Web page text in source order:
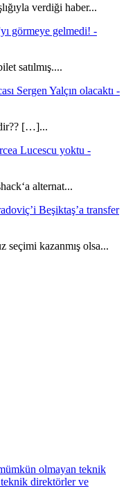
verdiği haber...
görmeye gelmedi! -
satılmış....
Sergen Yalçın olacaktı -
[…]...
Lucescu yoktu -
alternat...
Beşiktaş’a transfer
kazanmış olsa...